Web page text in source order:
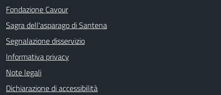
Fondazione Cavour
Sagra dell'asparago di Santena
Segnalazione disservizio
Informativa privacy
Note legali
Dichiarazione di accessibilità